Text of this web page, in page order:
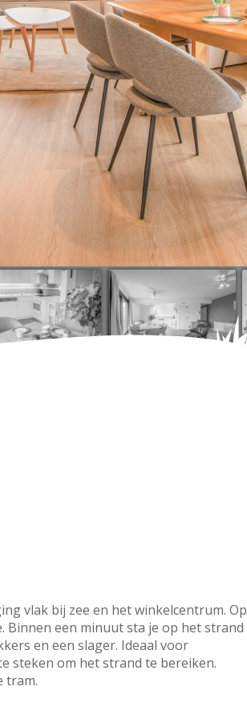
vlak bij zee en het winkelcentrum. Op
Binnen een minuut sta je op het strand
en een slager. Ideaal voor
steken om het strand te bereiken.
tram.